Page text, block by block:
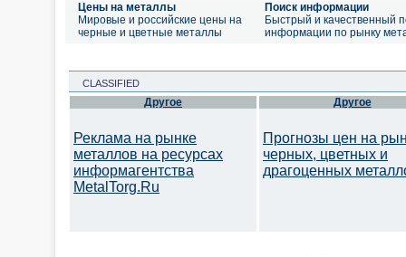
Цены на металлы
Мировые и российские цены на
черные и цветные металлы
Поиск информации
Быстрый и качественный
информации по рынку
CLASSIFIED
Другое
Реклама на рынке
металлов на ресурсах
информагентства
MetalTorg.Ru
Другое
Прогнозы цен на
черных, цветных и
драгоценных